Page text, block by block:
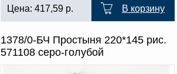
Цена: 417,59 р. В корзину
1378/0-БЧ Простыня 220*145 рис.
571108 серо-голубой